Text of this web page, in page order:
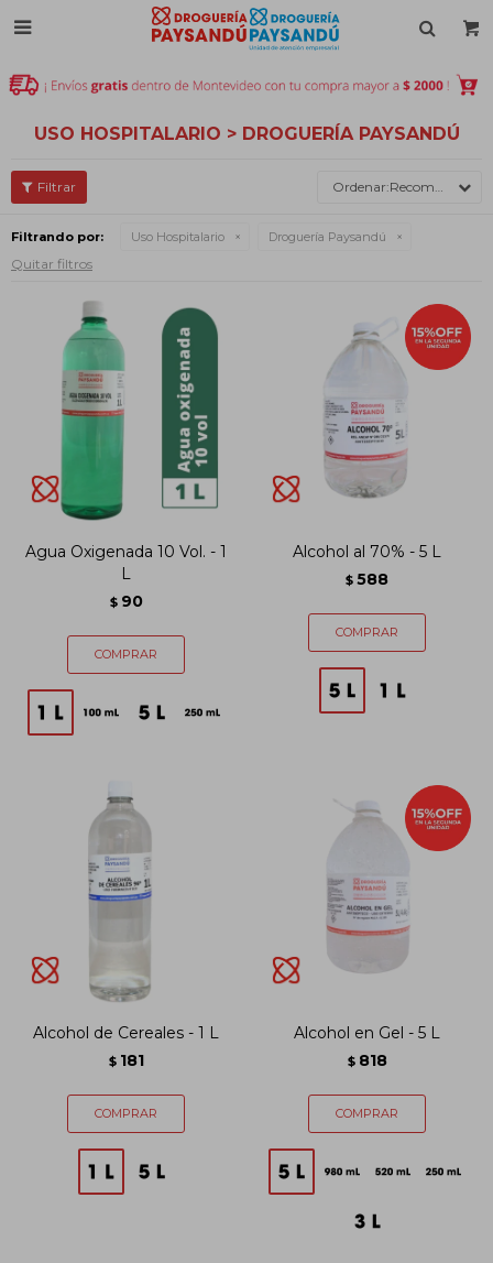

USO HOSPITALARIO > DROGUERÍA PAYSANDÚ
Recomendados
Filtrando por: Uso Hospitalario Droguería Paysandú
Quitar filtros
Agua Oxigenada 10 Vol. - 1
L
$ 90
Alcohol al 70% - 5 L
$ 588
Alcohol de Cereales - 1 L
$ 181
Alcohol en Gel - 5 L
$ 818